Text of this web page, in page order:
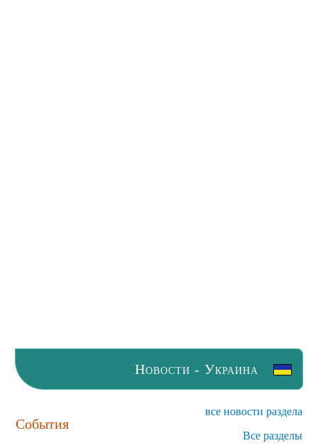
Новости - Украина
События
все новости раздела
Все разделы